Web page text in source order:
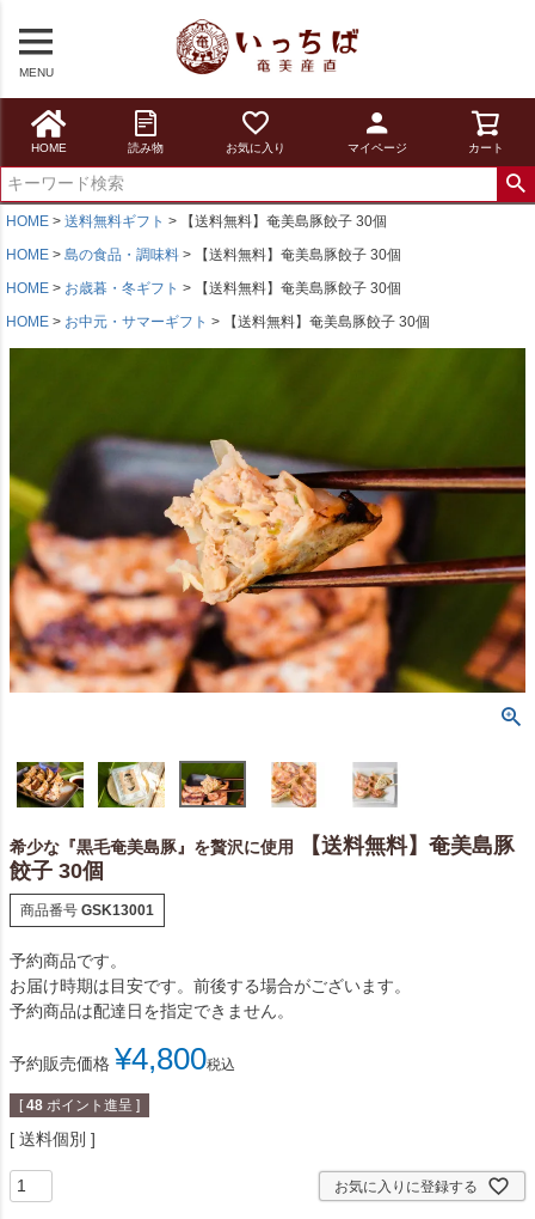
MENU
HOME 読み物 お気に入り マイページ カート
HOME 送料無料ギフト
【送料無料】奄美島豚餃子 30個
HOME
島の食品・調味料
【送料無料】奄美島豚餃子 30個
HOME
お歳暮・冬ギフト
【送料無料】奄美島豚餃子 30個
HOME
お中元・サマーギフト 【送料無料】奄美島豚餃子 30個
希少な『黒毛奄美島豚』を贅沢に使用
【送料無料】奄美島豚
餃子 30個
商品番号 GSK13001
予約商品です。
お届け時期は目安です。前後する場合がございます。
予約商品は配達日を指定できません。
予約販売価格 ¥4,800税込
[ 48 ポイント進呈 ]
送料個別
お気に入りに登録する